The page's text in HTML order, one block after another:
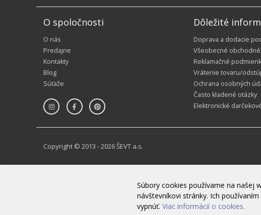
O spoločnosti
O nás
Predajne
Kontakty
Blog
Súťaže
Dôležité
Doprava a dodacie
Všeobecné
Reklamačné
Vrátenie tovaru/
Ochrana osobných
Často kladené otázky
Elektronické
Copyright © 2013 - 2026 ŠEVT a.s.
Súbory cookies používame na našej
návštevníkovi stránky. Ich
vypnúť. Viac informácií o cookies.